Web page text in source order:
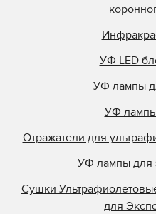
УФ LED
УФ лампы
УФ
Отражатели для
УФ лампы для
Сушки
для